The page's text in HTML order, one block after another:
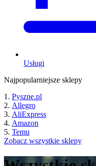
Usługi
Najpopularniejsze sklepy
Pyszne.pl
Allegro
AliExpress
Amazon
Temu
Zobacz wszystkie sklepy